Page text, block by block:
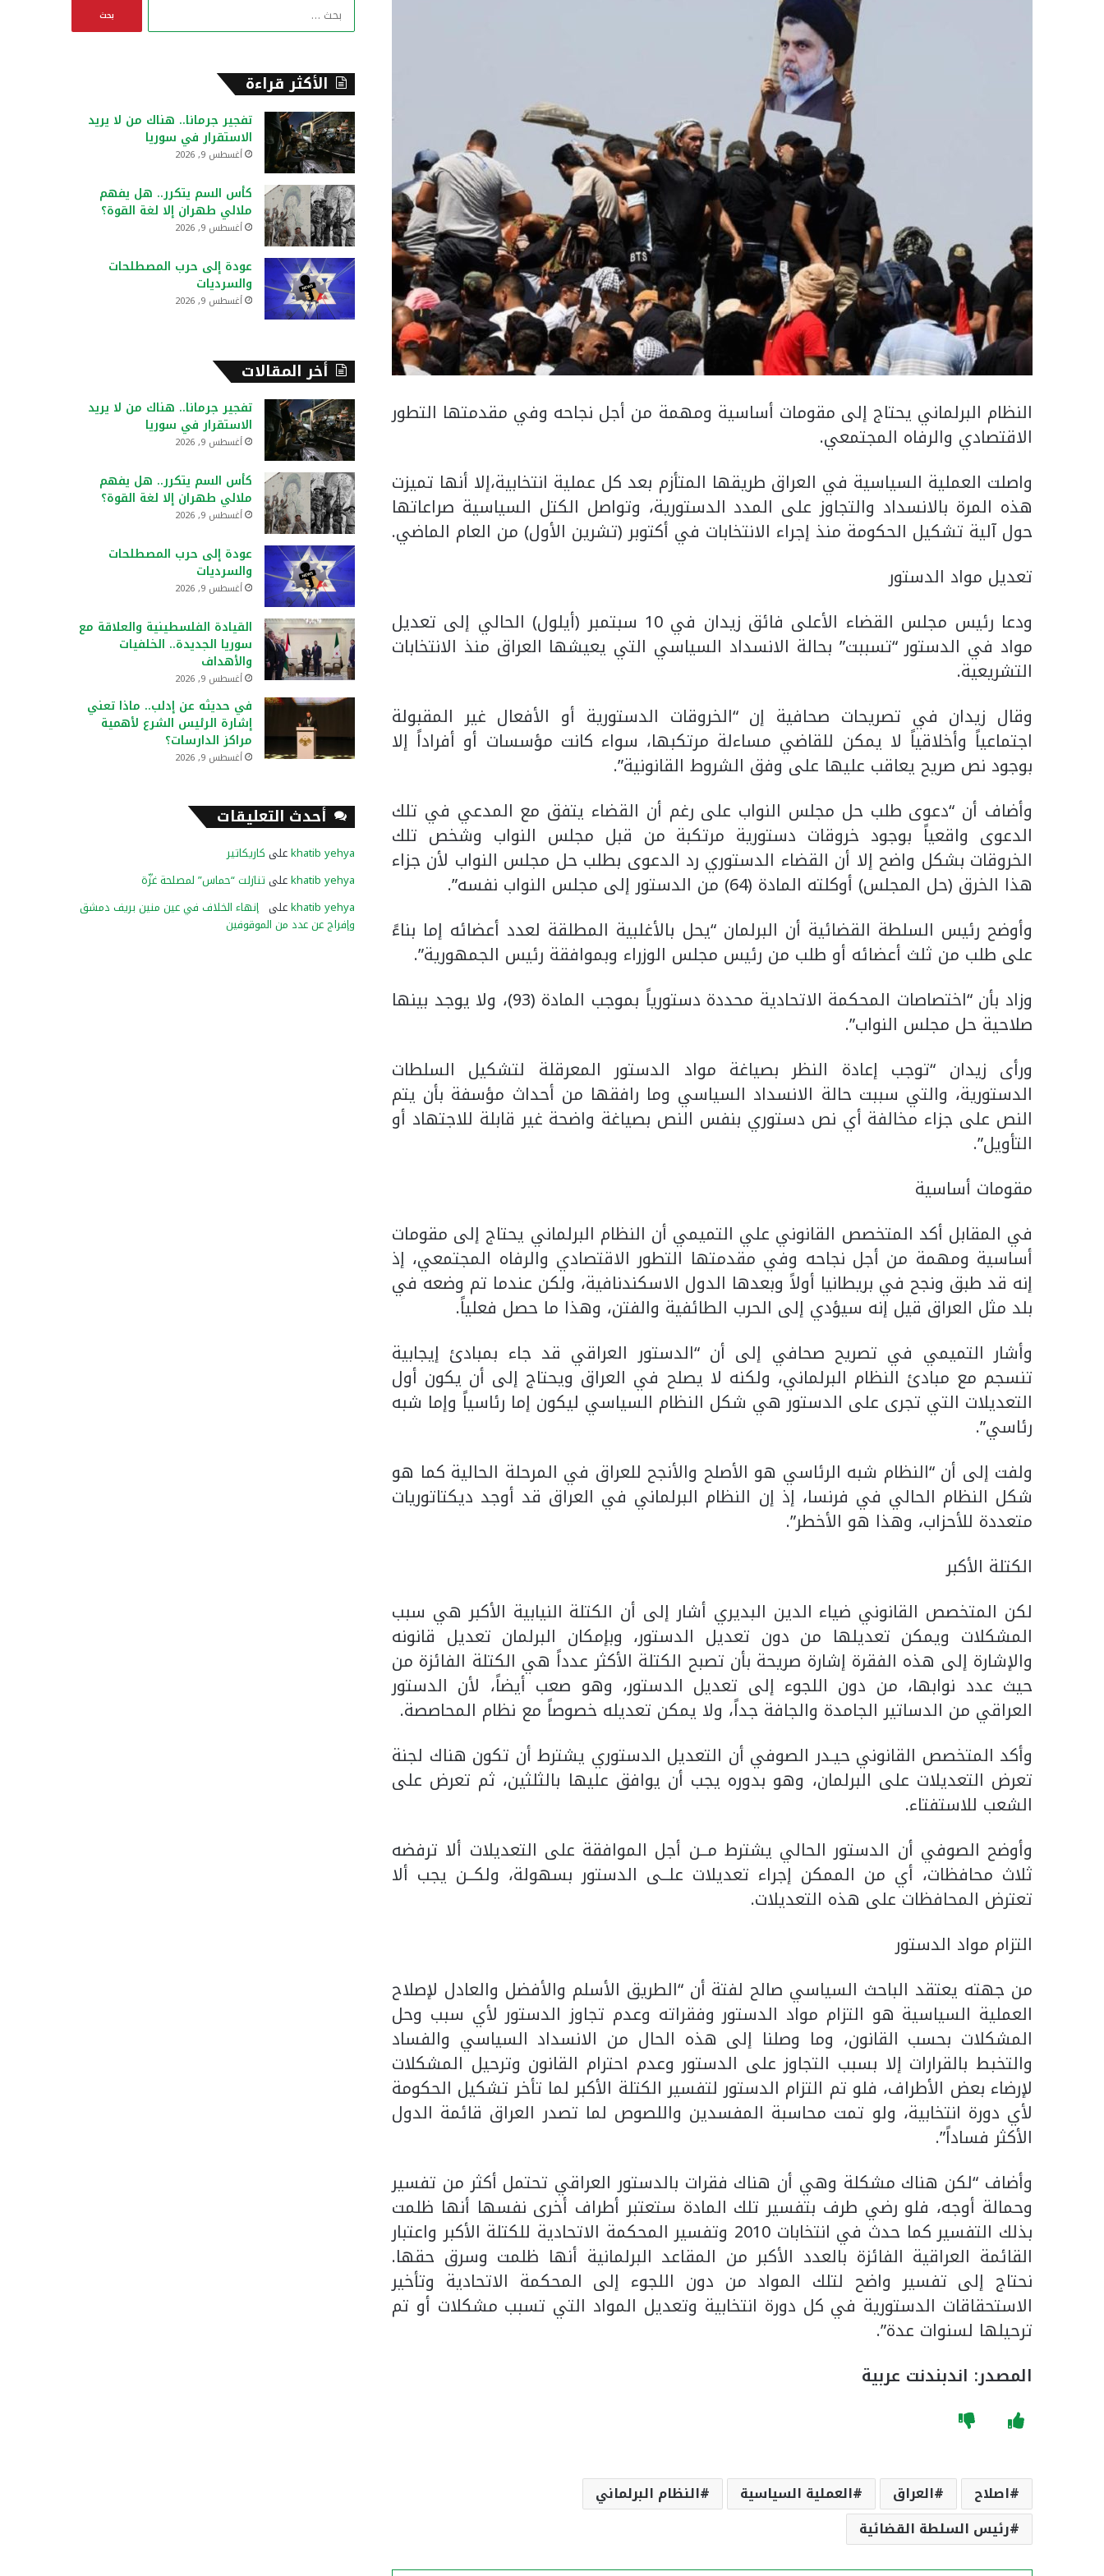
النظام البرلماني يحتاج إلى مقومات أساسية ومهمة من أجل نجاحه وفي مقدمتها التطور
الاقتصادي والرفاه المجتمعي.
واصلت العملية السياسية في العراق طريقها المتأزم بعد كل عملية انتخابية،إلا أنها تميزت
هذه المرة بالانسداد والتجاوز على المدد الدستورية، وتواصل الكتل السياسية صراعاتها
حول آلية تشكيل الحكومة منذ إجراء الانتخابات في أكتوبر (تشرين الأول) من العام الماضي.
تعديل مواد الدستور
ودعا رئيس مجلس القضاء الأعلى فائق زيدان في 10 سبتمبر (أيلول) الحالي إلى تعديل
مواد في الدستور “تسببت” بحالة الانسداد السياسي التي يعيشها العراق منذ الانتخابات
التشريعية.
وقال زيدان في تصريحات صحافية إن “الخروقات الدستورية أو الأفعال غير المقبولة
اجتماعياً وأخلاقياً لا يمكن للقاضي مساءلة مرتكبها، سواء كانت مؤسسات أو أفراداً إلا
بوجود نص صريح يعاقب عليها على وفق الشروط القانونية”.
وأضاف أن “دعوى طلب حل مجلس النواب على رغم أن القضاء يتفق مع المدعي في تلك
الدعوى واقعياً بوجود خروقات دستورية مرتكبة من قبل مجلس النواب وشخص تلك
الخروقات بشكل واضح إلا أن القضاء الدستوري رد الدعوى بطلب حل مجلس النواب لأن جزاء
هذا الخرق (حل المجلس) أوكلته المادة (64) من الدستور إلى مجلس النواب نفسه”.
وأوضح رئيس السلطة القضائية أن البرلمان “يحل بالأغلبية المطلقة لعدد أعضائه إما بناءً
على طلب من ثلث أعضائه أو طلب من رئيس مجلس الوزراء وبموافقة رئيس الجمهورية”.
وزاد بأن “اختصاصات المحكمة الاتحادية محددة دستورياً بموجب المادة (93)، ولا يوجد بينها
صلاحية حل مجلس النواب”.
ورأى زيدان “توجب إعادة النظر بصياغة مواد الدستور المعرقلة لتشكيل السلطات
الدستورية، والتي سببت حالة الانسداد السياسي وما رافقها من أحداث مؤسفة بأن يتم
النص على جزاء مخالفة أي نص دستوري بنفس النص بصياغة واضحة غير قابلة للاجتهاد أو
التأويل”.
مقومات أساسية
في المقابل أكد المتخصص القانوني علي التميمي أن النظام البرلماني يحتاج إلى مقومات
أساسية ومهمة من أجل نجاحه وفي مقدمتها التطور الاقتصادي والرفاه المجتمعي، إذ
إنه قد طبق ونجح في بريطانيا أولاً وبعدها الدول الاسكندنافية، ولكن عندما تم وضعه في
بلد مثل العراق قيل إنه سيؤدي إلى الحرب الطائفية والفتن، وهذا ما حصل فعلياً.
وأشار التميمي في تصريح صحافي إلى أن “الدستور العراقي قد جاء بمبادئ إيجابية
تنسجم مع مبادئ النظام البرلماني، ولكنه لا يصلح في العراق ويحتاج إلى أن يكون أول
التعديلات التي تجرى على الدستور هي شكل النظام السياسي ليكون إما رئاسياً وإما شبه
رئاسي”.
ولفت إلى أن “النظام شبه الرئاسي هو الأصلح والأنجح للعراق في المرحلة الحالية كما هو
شكل النظام الحالي في فرنسا، إذ إن النظام البرلماني في العراق قد أوجد ديكتاتوريات
متعددة للأحزاب، وهذا هو الأخطر”.
الكتلة الأكبر
لكن المتخصص القانوني ضياء الدين البديري أشار إلى أن الكتلة النيابية الأكبر هي سبب
المشكلات ويمكن تعديلها من دون تعديل الدستور، وبإمكان البرلمان تعديل قانونه
والإشارة إلى هذه الفقرة إشارة صريحة بأن تصبح الكتلة الأكثر عدداً هي الكتلة الفائزة من
حيث عدد نوابها، من دون اللجوء إلى تعديل الدستور، وهو صعب أيضاً، لأن الدستور
العراقي من الدساتير الجامدة والجافة جداً، ولا يمكن تعديله خصوصاً مع نظام المحاصصة.
وأكد المتخصص القانوني حيـدر الصوفي أن التعديل الدستوري يشترط أن تكون هناك لجنة
تعرض التعديلات على البرلمان، وهو بدوره يجب أن يوافق عليها بالثلثين، ثم تعرض على
الشعب للاستفتاء.
وأوضح الصوفي أن الدستور الحالي يشترط مــن أجل الموافقة على التعديلات ألا ترفضه
ثلاث محافظات، أي من الممكن إجراء تعديلات علــى الدستور بسهولة، ولكــن يجب ألا
تعترض المحافظات على هذه التعديلات.
التزام مواد الدستور
من جهته يعتقد الباحث السياسي صالح لفتة أن “الطريق الأسلم والأفضل والعادل لإصلاح
العملية السياسية هو التزام مواد الدستور وفقراته وعدم تجاوز الدستور لأي سبب وحل
المشكلات بحسب القانون، وما وصلنا إلى هذه الحال من الانسداد السياسي والفساد
والتخبط بالقرارات إلا بسبب التجاوز على الدستور وعدم احترام القانون وترحيل المشكلات
لإرضاء بعض الأطراف، فلو تم التزام الدستور لتفسير الكتلة الأكبر لما تأخر تشكيل الحكومة
لأي دورة انتخابية، ولو تمت محاسبة المفسدين واللصوص لما تصدر العراق قائمة الدول
الأكثر فساداً”.
وأضاف “لكن هناك مشكلة وهي أن هناك فقرات بالدستور العراقي تحتمل أكثر من تفسير
وحمالة أوجه، فلو رضي طرف بتفسير تلك المادة ستعتبر أطراف أخرى نفسها أنها ظلمت
بذلك التفسير كما حدث في انتخابات 2010 وتفسير المحكمة الاتحادية للكتلة الأكبر واعتبار
القائمة العراقية الفائزة بالعدد الأكبر من المقاعد البرلمانية أنها ظلمت وسرق حقها.
نحتاج إلى تفسير واضح لتلك المواد من دون اللجوء إلى المحكمة الاتحادية وتأخير
الاستحقاقات الدستورية في كل دورة انتخابية وتعديل المواد التي تسبب مشكلات أو تم
ترحيلها لسنوات عدة”.
المصدر: اندبندنت عربية
اصلاح العراق العملية السياسية
النظام البرلماني
رئيس السلطة القضائية
ا
:
الأكثر قراءة
تفجير جرمانا.. هناك من لا يريد
الاستقرار في سوريا
أغسطس 9, 2026
كأس السم يتكرر.. هل يفهم
ملالي طهران إلا لغة القوة؟
أغسطس 9, 2026
عودة إلى حرب المصطلحات
والسرديات
أغسطس 9, 2026
أخر المقالات
تفجير جرمانا.. هناك من لا يريد
الاستقرار في سوريا
أغسطس 9, 2026
كأس السم يتكرر.. هل يفهم
ملالي طهران إلا لغة القوة؟
أغسطس 9, 2026
عودة إلى حرب المصطلحات
والسرديات
أغسطس 9, 2026
القيادة الفلسطينية والعلاقة مع
سوريا الجديدة.. الخلفيات
والأهداف
أغسطس 9, 2026
في حديثه عن إدلب.. ماذا تعني
إشارة الرئيس الشرع لأهمية
مراكز الدارسات؟
أغسطس 9, 2026
أحدث التعليقات
khatib yehyaعلى كاريكاتير
khatib yehyaعلى تنازلت “حماس” لمصلحة غزّة
khatib yehyaعلى إنهاء الخلاف في عين منين بريف دمشق
وإفراج عن عدد من الموقوفين